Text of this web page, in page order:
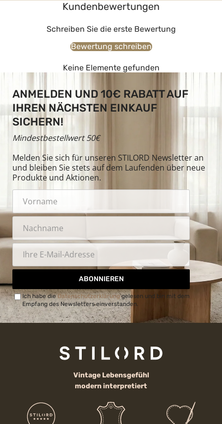
Kundenbewertungen
Schreiben Sie die erste Bewertung
Bewertung schreiben
Keine Elemente gefunden
ANMELDEN UND 10€ RABATT AUF
IHREN NÄCHSTEN EINKAUF
SICHERN!
Mindestbestellwert 50€
Melden Sie sich für unseren STILORD Newsletter an
und bleiben Sie stets auf dem Laufenden über neue
Produkte und Aktionen.
ABONNIEREN
Ich habe dieDatenschutzerklärunggelesen und bin mit dem
Empfang des Newsletters einverstanden.
Vintage Lebensgefühl
modern interpretiert